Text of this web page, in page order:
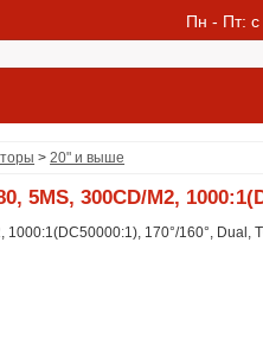
Пн - Пт:
>20" и выше
5MS, 300CD/M2,